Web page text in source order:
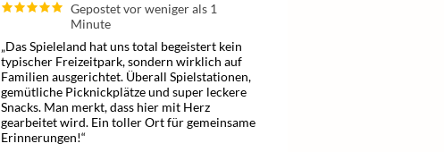
Gepostet vor weniger als 1
Minute
„Das Spieleland hat uns total begeistert kein
typischer Freizeitpark, sondern wirklich auf
Familien ausgerichtet. Überall Spielstationen,
gemütliche Picknickplätze und super leckere
Snacks. Man merkt, dass hier mit Herz
gearbeitet wird. Ein toller Ort für gemeinsame
Erinnerungen!“